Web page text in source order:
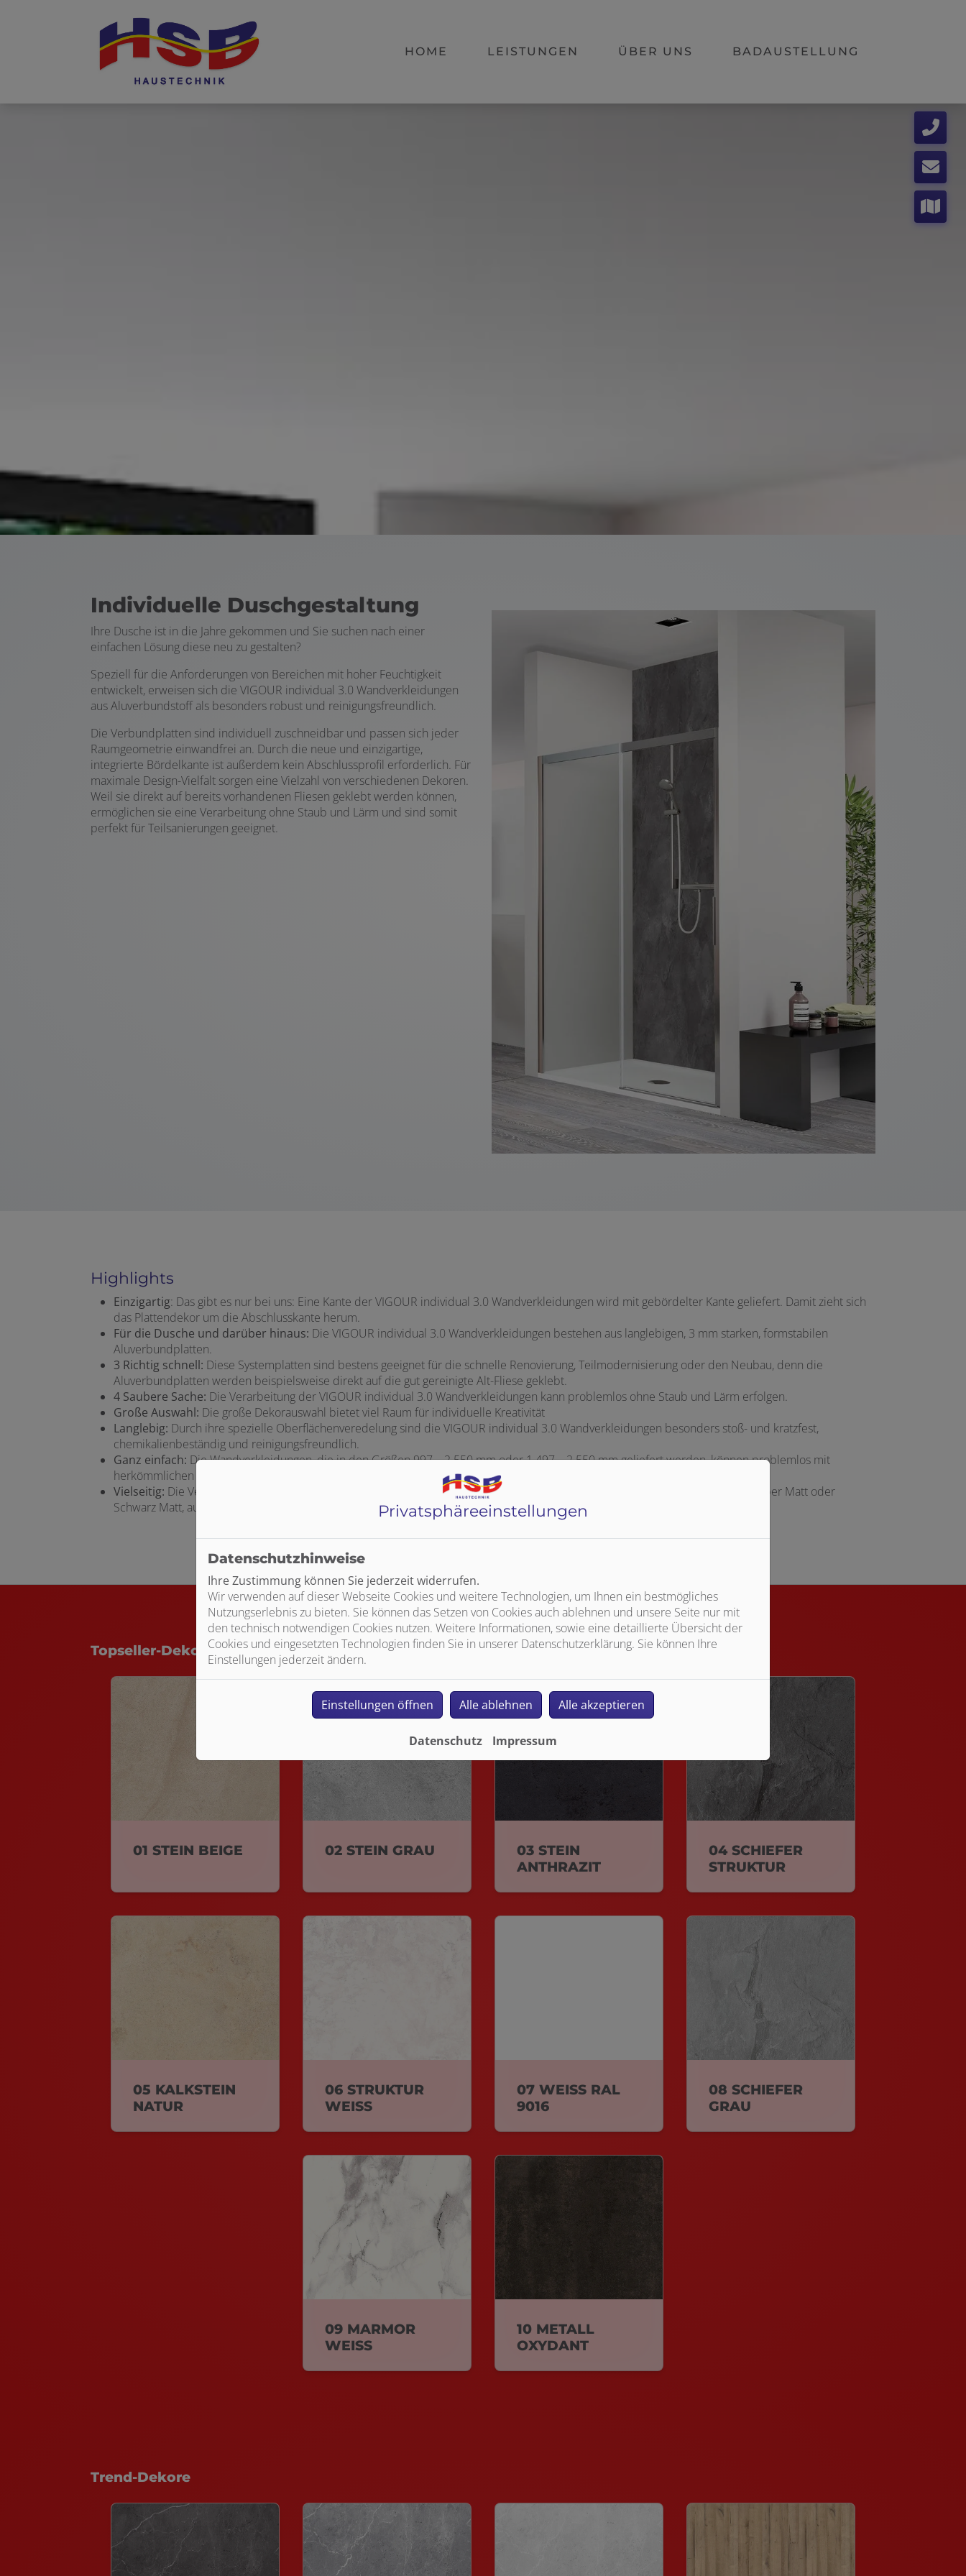
HOME LEISTUNGEN ÜBER UNS BADAUSTELLUNG
Individuelle Duschgestaltung
Ihre Dusche ist in die Jahre gekommen und Sie suchen nach einer
einfachen Lösung diese neu zu gestalten?
Speziell für die Anforderungen von Bereichen mit hoher Feuchtigkeit
entwickelt, erweisen sich die VIGOUR individual 3.0 Wandverkleidungen
aus Aluverbundstoff als besonders robust und reinigungsfreundlich.
Die Verbundplatten sind individuell zuschneidbar und passen sich jeder
Raumgeometrie einwandfrei an. Durch die neue und einzigartige,
integrierte Bördelkante ist außerdem kein Abschlussprofil erforderlich. Für
maximale Design-Vielfalt sorgen eine Vielzahl von verschiedenen Dekoren.
Weil sie direkt auf bereits vorhandenen Fliesen geklebt werden können,
ermöglichen sie eine Verarbeitung ohne Staub und Lärm und sind somit
perfekt für Teilsanierungen geeignet.
Highlights
Einzigartig: Das gibt es nur bei uns: Eine Kante der VIGOUR individual 3.0 Wandverkleidungen wird mit gebördelter Kante geliefert. Damit zieht sich
das Plattendekor um die Abschlusskante herum.
Für die Dusche und darüber hinaus: Die VIGOUR individual 3.0 Wandverkleidungen bestehen aus langlebigen, 3 mm starken, formstabilen
Aluverbundplatten.
3 Richtig schnell: Diese Systemplatten sind bestens geeignet für die schnelle Renovierung, Teilmodernisierung oder den Neubau, denn die
Aluverbundplatten werden beispielsweise direkt auf die gut gereinigte Alt-Fliese geklebt.
4 Saubere Sache: Die Verarbeitung der VIGOUR individual 3.0 Wandverkleidungen kann problemlos ohne Staub und Lärm erfolgen.
Große Auswahl: Die große Dekorauswahl bietet viel Raum für individuelle Kreativität
Langlebig: Durch ihre spezielle Oberflächenveredelung sind die VIGOUR individual 3.0 Wandverkleidungen besonders stoß- und kratzfest,
chemikalienbeständig und reinigungsfreundlich.
Ganz einfach: Die Wandverkleidungen, die in den Größen 997 – 2.550 mm oder 1.497 – 2.550 mm geliefert werden, können problemlos mit
herkömmlichen Kreis- oder Stichsägen auf die gewünschten Endformate geschnitten werden.
Vielseitig: Die Verbindung von mehreren Wandverkleidungen kann – je nach Kundenwunsch – mittels Verbindungsprofilen in Silber Matt oder
Schwarz Matt, auf Stoß oder mit Fugenlosprofilen erfolgen.
Topseller-Dekore
01 STEIN BEIGE 02 STEIN GRAU
03 STEIN
ANTHRAZIT
04 SCHIEFER
STRUKTUR
05 KALKSTEIN
NATUR
06 STRUKTUR
WEISS
07 WEISS RAL
9016
08 SCHIEFER
GRAU
09 MARMOR
WEISS
10 METALL
OXYDANT
Trend-Dekore
Privatsphäre­einstellungen
Datenschutzhinweise
Ihre Zustimmung können Sie jederzeit widerrufen.
Wir verwenden auf dieser Webseite Cookies und weitere Technologien, um Ihnen ein bestmögliches
Nutzungserlebnis zu bieten. Sie können das Setzen von Cookies auch ablehnen und unsere Seite nur mit
den technisch notwendigen Cookies nutzen. Weitere Informationen, sowie eine detaillierte Übersicht der
Cookies und eingesetzten Technologien finden Sie in unserer Datenschutzerklärung. Sie können Ihre
Einstellungen jederzeit ändern.
Einstellungen öffnen Alle ablehnen Alle akzeptieren
Datenschutz Impressum